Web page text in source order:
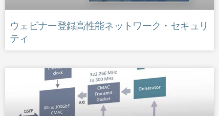
ウェビナー登録高性能ネットワーク・セキュリ
ティ